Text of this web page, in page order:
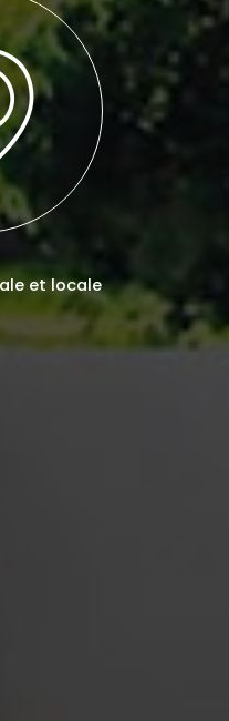
et locale